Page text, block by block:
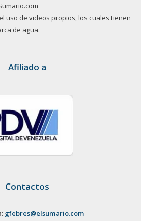
uso de videos propios, los cuales tienen
de agua.
Afiliado a
Contactos
gfebres@elsumario.com